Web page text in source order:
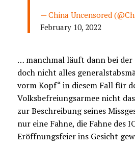
— China Uncensored
February 10, 2022
… manchmal läuft dann bei der
doch nicht alles
vorm Kopf“ in diesem Fall für
Volksbefreiungsarmee nicht
zur Beschreibung seines
nur eine Fahne, die Fahne des
Eröffnungsfeier ins Gesicht